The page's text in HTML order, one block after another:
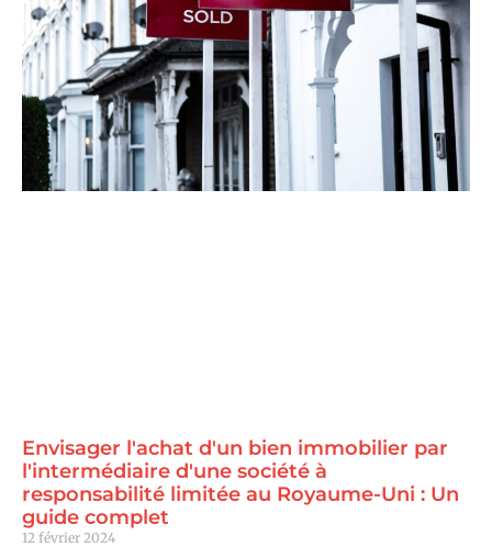
Envisager l'achat d'un bien immobilier par
l'intermédiaire d'une société à
responsabilité limitée au Royaume-Uni : Un
guide complet
12 février 2024